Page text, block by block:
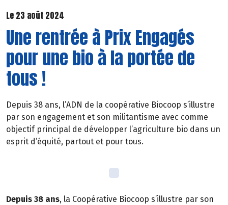
Le 23 août 2024
Une rentrée à Prix Engagés
pour une bio à la portée de
tous !
Depuis 38 ans, l’ADN de la coopérative Biocoop s’illustre
par son engagement et son militantisme avec comme
objectif principal de développer l’agriculture bio dans un
esprit d’équité, partout et pour tous.
Depuis 38 ans, la Coopérative Biocoop s’illustre par son